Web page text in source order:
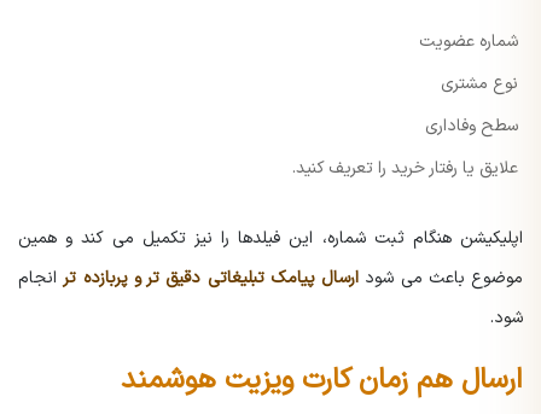
شماره عضویت
نوع مشتری
سطح وفاداری
علایق یا رفتار خرید را تعریف کنید.
اپلیکیشن هنگام ثبت شماره، این فیلدها را نیز تکمیل می کند و همین
موضوع باعث می شود ارسال پیامک تبلیغاتی دقیق تر و پربازده تر انجام
شود.
ارسال هم زمان کارت ویزیت هوشمند